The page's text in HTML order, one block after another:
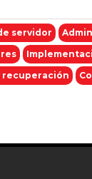
servidor
recuperación